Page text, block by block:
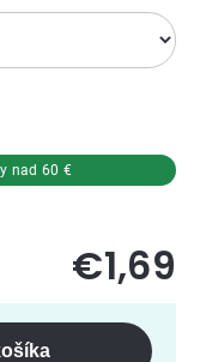
nad 60 €
€1,69